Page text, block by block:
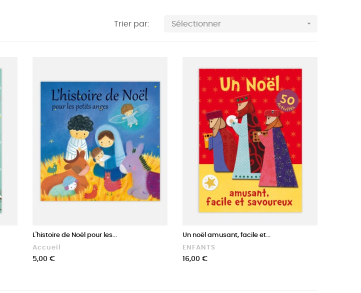
Trier par: Sélectionner 
L'histoire de Noël pour les...
Accueil
Prix
5,00 €
Un noël amusant, facile et...
ENFANTS
Prix
16,00 €